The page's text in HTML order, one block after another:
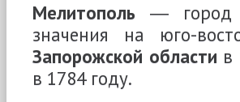
Мелитополь ― город
значения на юго-
Запорожской области в
в 1784 году.